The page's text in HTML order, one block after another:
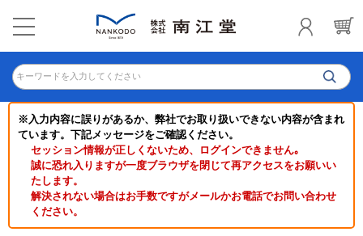
キーワードを入力してください
※入力内容に誤りがあるか、弊社でお取り扱いできない内容が含まれ
ています。下記メッセージをご確認ください。
セッション情報が正しくないため、ログインできません｡
誠に恐れ入りますが一度ブラウザを閉じて再アクセスをお願いい
たします。
解決されない場合はお手数ですがメールかお電話でお問い合わせ
ください。